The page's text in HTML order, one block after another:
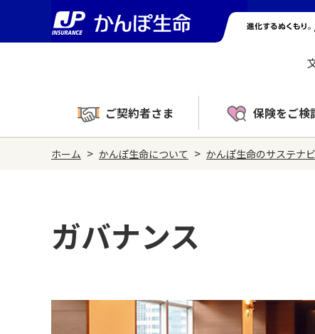
ご契約者さま 保険をご検
ホーム > かんぽ生命について > かんぽ生命のサステナ
ガバナンス